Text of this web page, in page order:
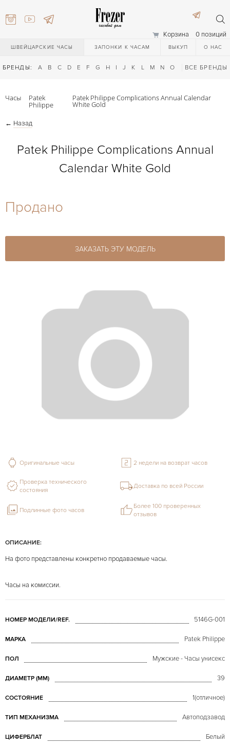
Корзина 0 позиций
ШВЕЙЦАРСКИЕ ЧАСЫ ЗАПОНКИ К ЧАСАМ ВЫКУП О НАС
БРЕНДЫ: A B C D E F G H I J K L M N O Q R S T
ВСЕ БРЕНДЫ
27-44
Часы Patek
Philippe
Patek Philippe Complications Annual Calendar
White Gold
← Назад
Patek Philippe Complications Annual
Calendar White Gold
Продано
ЗАКАЗАТЬ ЭТУ МОДЕЛЬ
ОПИСАНИЕ:
На фото представлены конкретно продаваемые часы.
Часы на комиссии.
НОМЕР МОДЕЛИ/REF. 5146G-001
МАРКА Patek Philippe
ПОЛ Мужские - Часы унисекс
ДИАМЕТР (MM) 39
СОСТОЯНИЕ 1(отличное)
ТИП МЕХАНИЗМА Автоподзавод
ЦИФЕРБЛАТ Белый
Оригинальные часы 2 недели на возврат часов
Проверка технического
состояния
Доставка по всей России
Подлинные фото часов
Более 100 проверенных
отзывов